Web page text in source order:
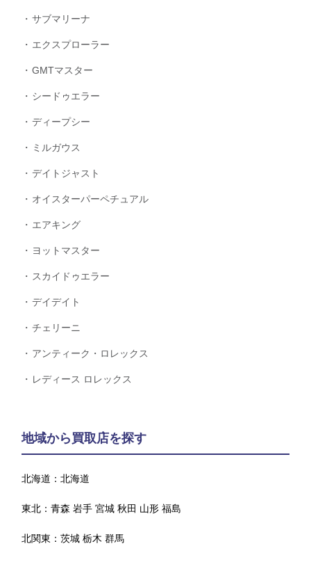
サブマリーナ
エクスプローラー
GMTマスター
シードゥエラー
ディープシー
ミルガウス
デイトジャスト
オイスターパーペチュアル
エアキング
ヨットマスター
スカイドゥエラー
デイデイト
チェリーニ
アンティーク・ロレックス
レディース ロレックス
地域から買取店を探す
北海道：北海道
東北：青森 岩手 宮城 秋田 山形 福島
北関東：茨城 栃木 群馬